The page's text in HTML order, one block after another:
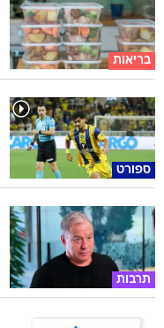
בריאות
ספורט
תרבות